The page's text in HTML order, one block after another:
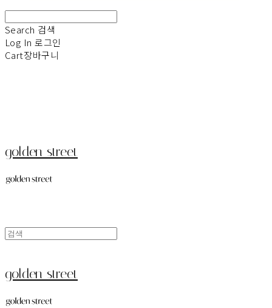
Search 검색
Log In 로그인
Cart장바구니
golden street
golden street